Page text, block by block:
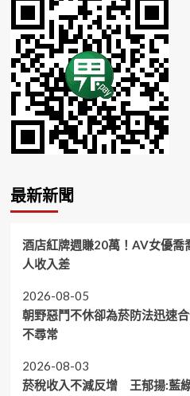
最新新聞
酒店紅牌週賺20萬！AV女優喬
人收入差
2026-08-05
朝野惡鬥不休卻為菸防法迅速
不尋常
2026-08-03
菸稅收入不減反增 王郁揚:藍